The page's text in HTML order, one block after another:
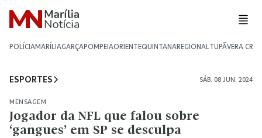
POLÍCIAMARÍLIAGARÇAPOMPEIAORIENTEQUINTANAREGIONALTUPÃVERA CRUZ
ESPORTES SÁB. 08 JUN. 2024
MENSAGEM
Jogador da NFL que falou sobre
‘gangues’ em SP se desculpa